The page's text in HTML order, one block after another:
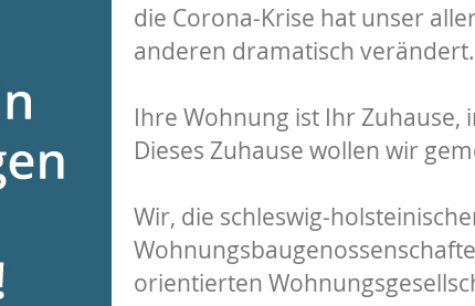
die Corona-Krise hat unser
anderen dramatisch verändert.
Ihre Wohnung ist Ihr Zuhause,
Dieses Zuhause wollen wir
Wir, die schleswig-
orientierten